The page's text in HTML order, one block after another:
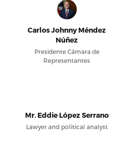
Carlos Johnny Méndez
Núñez
Presidente Cámara de
Representantes
Mr. Eddie López Serrano
Lawyer and political analyst